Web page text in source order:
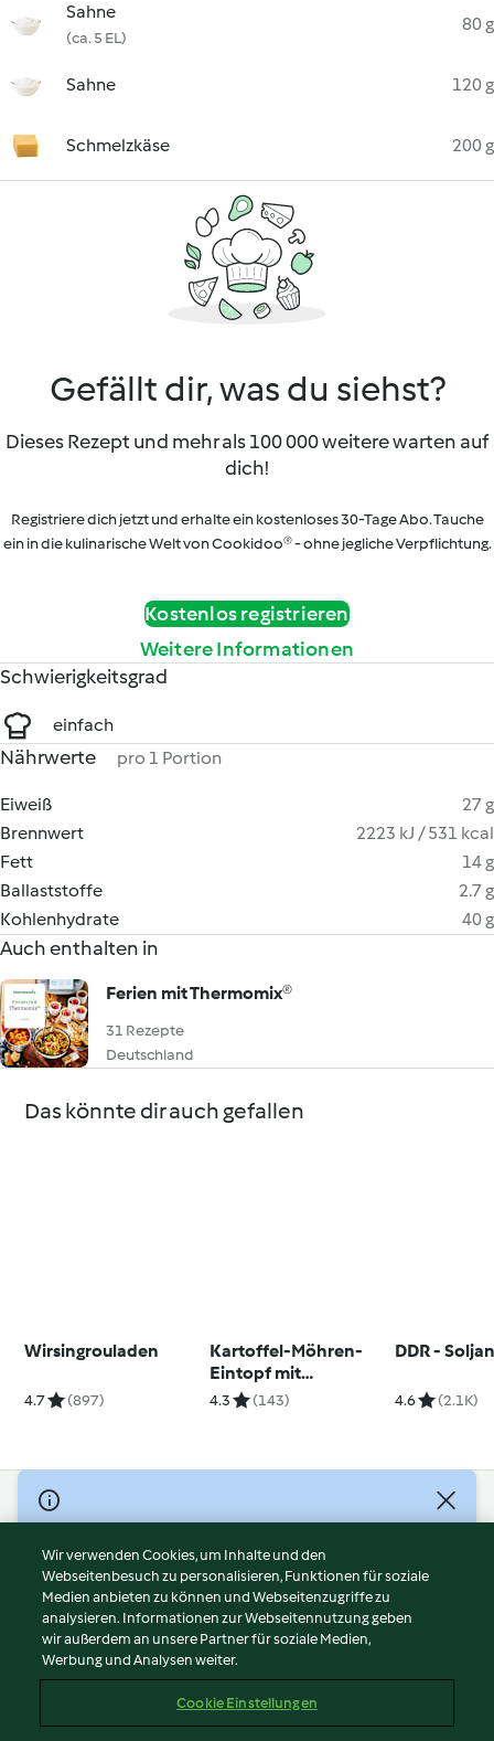
Sahne
(ca. 5 EL)
80 g
Sahne 120 g
Schmelzkäse 200 g
Gefällt dir, was du siehst?
Dieses Rezept und mehr als 100 000 weitere warten auf
dich!
Registriere dich jetzt und erhalte ein kostenloses 30-Tage Abo. Tauche
ein in die kulinarische Welt von Cookidoo® - ohne jegliche Verpflichtung.
Kostenlos registrieren
Weitere Informationen
Schwierigkeitsgrad
einfach
Nährwerte pro 1 Portion
Eiweiß
27 g
Brennwert
2223 kJ / 531 kcal
Fett
14 g
Ballaststoffe
2.7 g
Kohlenhydrate
40 g
Auch enthalten in
Ferien mit Thermomix®
31 Rezepte
Deutschland
Das könnte dir auch gefallen
Wirsingrouladen
4.7 (897)
Kartoffel-Möhren-
Eintopf mit
Bratwurstbällchen
4.3 (143)
DDR -
4.6 (2.1K)
© Copyright 2026
Nutzungsbedingungen
Datenschutzrichtlinien
Disclaimer
Impressum
Cookies
Abo kündigen
Wir verwenden Cookies, um Inhalte und den
Webseitenbesuch zu personalisieren, Funktionen für soziale
Medien anbieten zu können und Webseitenzugriffe zu
analysieren. Informationen zur Webseitennutzung geben
wir außerdem an unsere Partner für soziale Medien,
Werbung und Analysen weiter.
Cookie Einstellungen